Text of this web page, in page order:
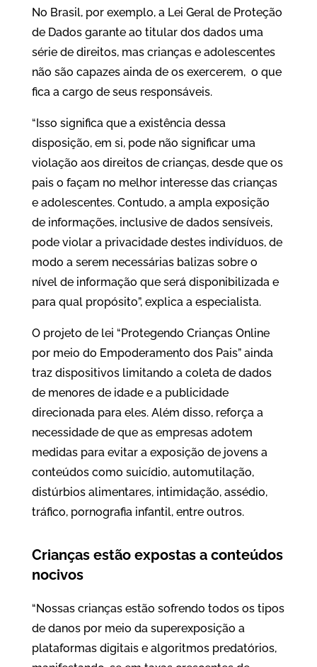
No Brasil, por exemplo, a Lei Geral de Proteção
de Dados garante ao titular dos dados uma
série de direitos, mas crianças e adolescentes
não são capazes ainda de os exercerem, o que
fica a cargo de seus responsáveis.
“Isso significa que a existência dessa
disposição, em si, pode não significar uma
violação aos direitos de crianças, desde que os
pais o façam no melhor interesse das crianças
e adolescentes. Contudo, a ampla exposição
de informações, inclusive de dados sensíveis,
pode violar a privacidade destes indivíduos, de
modo a serem necessárias balizas sobre o
nível de informação que será disponibilizada e
para qual propósito”, explica a especialista.
O projeto de lei “Protegendo Crianças Online
por meio do Empoderamento dos Pais” ainda
traz dispositivos limitando a coleta de dados
de menores de idade e a publicidade
direcionada para eles. Além disso, reforça a
necessidade de que as empresas adotem
medidas para evitar a exposição de jovens a
conteúdos como suicídio, automutilação,
distúrbios alimentares, intimidação, assédio,
tráfico, pornografia infantil, entre outros.
Crianças estão expostas a conteúdos
nocivos
“Nossas crianças estão sofrendo todos os tipos
de danos por meio da superexposição a
plataformas digitais e algoritmos predatórios,